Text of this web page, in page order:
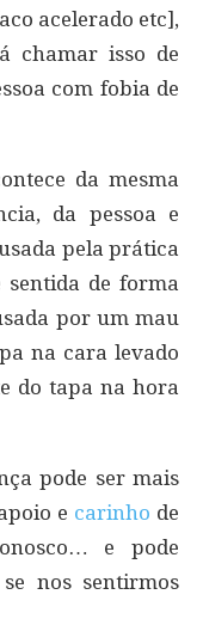
acelerado etc],
chamar isso de
com fobia de
da mesma
da pessoa e
pela prática
sentida de forma
por um mau
na cara levado
do tapa na hora
pode ser mais
e carinho de
e pode
nos sentirmos